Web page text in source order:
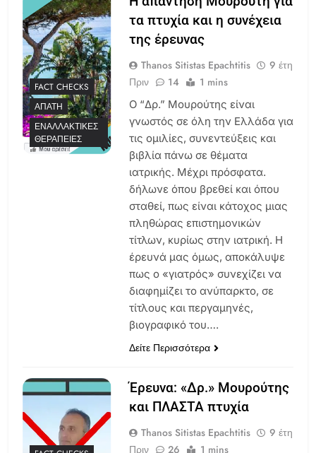
FACT CHECKS
ΑΠΆΤΗ
ΕΝΑΛΛΑΚΤΙΚΈΣ
ΘΕΡΑΠΕΊΕΣ
τα πτυχία και η συνέχεια
της έρευνας
Thanos Sitistas Epachtitis
9 έτη
Πριν
14 1 mins
Ο “Δρ.” Μουρούτης είναι
γνωστός σε όλη την Ελλάδα για
τις ομιλίες, συνεντεύξεις και
βιβλία πάνω σε θέματα
ιατρικής. Μέχρι πρόσφατα.
δήλωνε όπου βρεθεί και όπου
σταθεί, πως είναι κάτοχος μιας
πληθώρας επιστημονικών
τίτλων, κυρίως στην ιατρική. Η
έρευνά μας όμως, αποκάλυψε
πως ο «γιατρός» συνεχίζει να
διαφημίζει το ανύπαρκτο, σε
τίτλους και περγαμηνές,
βιογραφικό του….
Δείτε Περισσότερα
Έρευνα: «Δρ.» Μουρούτης
και ΠΛΑΣΤΑ πτυχία
Thanos Sitistas Epachtitis
9 έτη
Πριν
26 1 mins